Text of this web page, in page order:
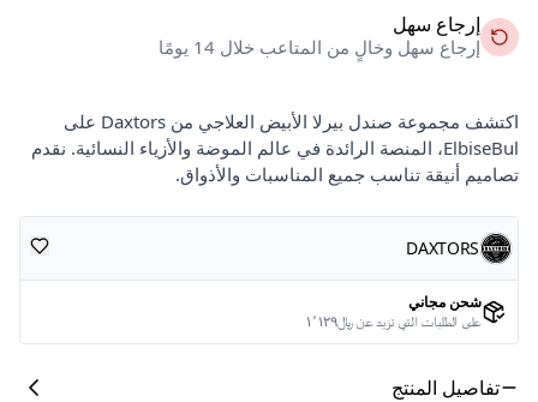
إرجاع سهل
إرجاع سهل وخالٍ من المتاعب خلال 14 يومًا
اكتشف مجموعة صندل بيرلا الأبيض العلاجي من Daxtors على
ElbiseBul، المنصة الرائدة في عالم الموضة والأزياء النسائية. نقدم
تصاميم أنيقة تناسب جميع المناسبات والأذواق.
DAXTORS
شحن مجاني
على الطلبات التي تزيد عن ﷼١٬١٢٩
تفاصيل المنتج